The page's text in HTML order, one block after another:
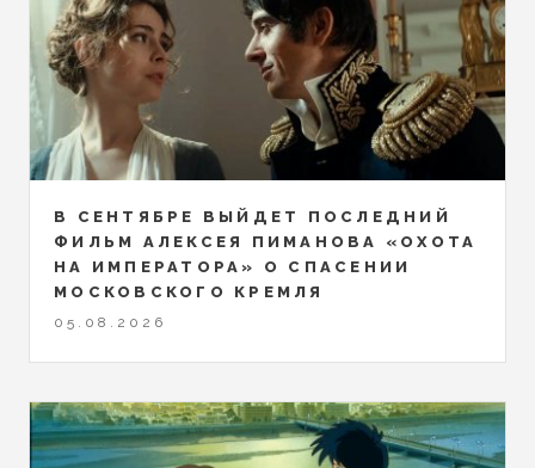
В СЕНТЯБРЕ ВЫЙДЕТ ПОСЛЕДНИЙ
ФИЛЬМ АЛЕКСЕЯ ПИМАНОВА «ОХОТА
НА ИМПЕРАТОРА» О СПАСЕНИИ
МОСКОВСКОГО КРЕМЛЯ
05.08.2026